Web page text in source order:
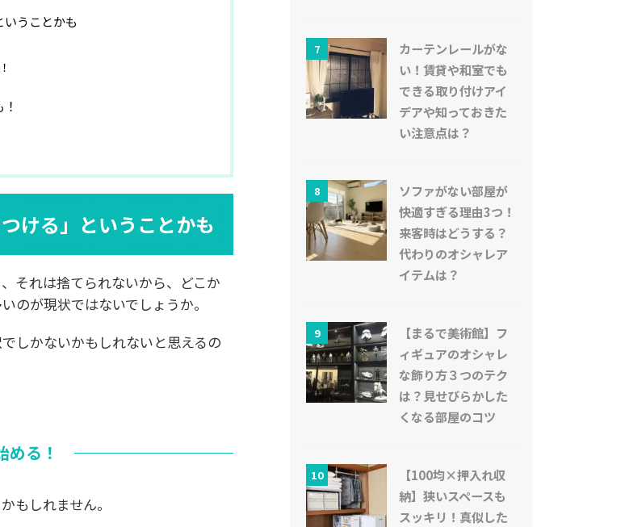
いうことかも
ける」ということかも
それは捨てられないから、どこか
のが現状ではないでしょうか。
しかないかもしれないと思えるの
る！
もしれません。
7
カーテンレールがな
い！賃貸や和室でも
できる取り付けアイ
デアや知っておきた
い注意点は？
8
ソファがない部屋が
快適すぎる理由3つ！
来客時はどうする？
代わりのオシャレア
イテムは？
9
【まるで美術館】フ
ィギュアのオシャレ
な飾り方３つのテク
は？見せびらかした
くなる部屋のコツ
10
【100均×押入れ収
納】狭いスペースも
スッキリ！真似した